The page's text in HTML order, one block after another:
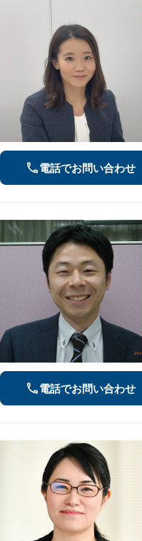
電話でお問い合わせ
電話でお問い合わせ